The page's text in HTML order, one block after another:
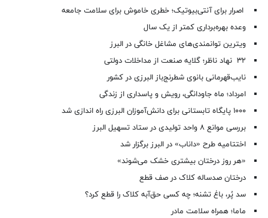
اصرار برای آنتی‌بیوتیک؛ خطری خاموش برای سلامت جامعه
وعده بهره‌برداری کمتر از یک سال
ویترین توانمندی‌های مشاغل خانگی در البرز
۳۲ نهاد ناظر؛ گلایه صنعت از مداخلات دولتی
نایب‌قهرمانی بانوی شطرنج‌باز البرزی در کشور
امرداد؛ ماه جاودانگی، رویش و پاسداری از زندگی
۱۰۰۰ پایگاه تابستانی برای دانش‌آموزان البرزی راه اندازی شد
بررسی موانع ۸ واحد تولیدی در ستاد تسهیل البرز
اختتامیه طرح «داناب» در البرز برگزار شد
«هر روز درختان بیشتری خشک می‌شوند»
درختان صدساله کلاک در صف قطع
سد پُر، باغ تشنه؛ چه کسی حق‌آبه کلاک را قطع کرد؟
ماما؛ همراه سلامت مادر